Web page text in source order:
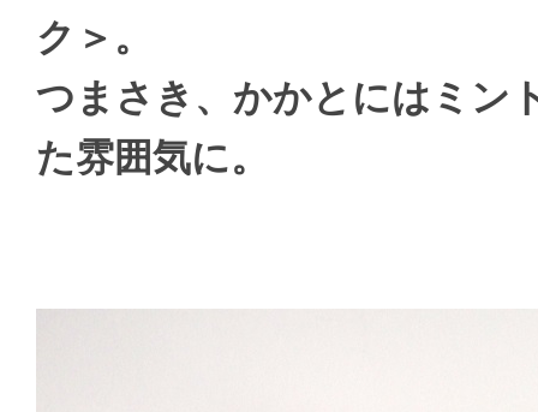
ク＞。
つまさき、かかとにはミン
た雰囲気に。